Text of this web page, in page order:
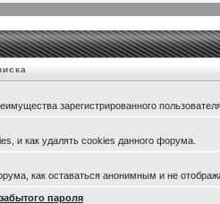
зарегистрированного
и как удалять cookies данного форума.
как оставаться анонимным и не
пароля